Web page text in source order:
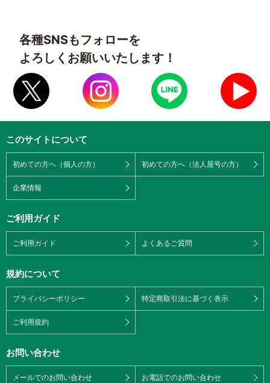
各種SNSもフォローを
よろしくお願いいたします！
このサイトについて
初めての方へ（個人の方） 初めての方へ（法人屋号の方）
企業情報
ご利用ガイド
ご利用ガイド よくあるご質問
規約について
プライバシーポリシー 特定商取引法に基づく表示
ご利用規約
お問い合わせ
メールでのお問い合わせ お電話でのお問い合わせ